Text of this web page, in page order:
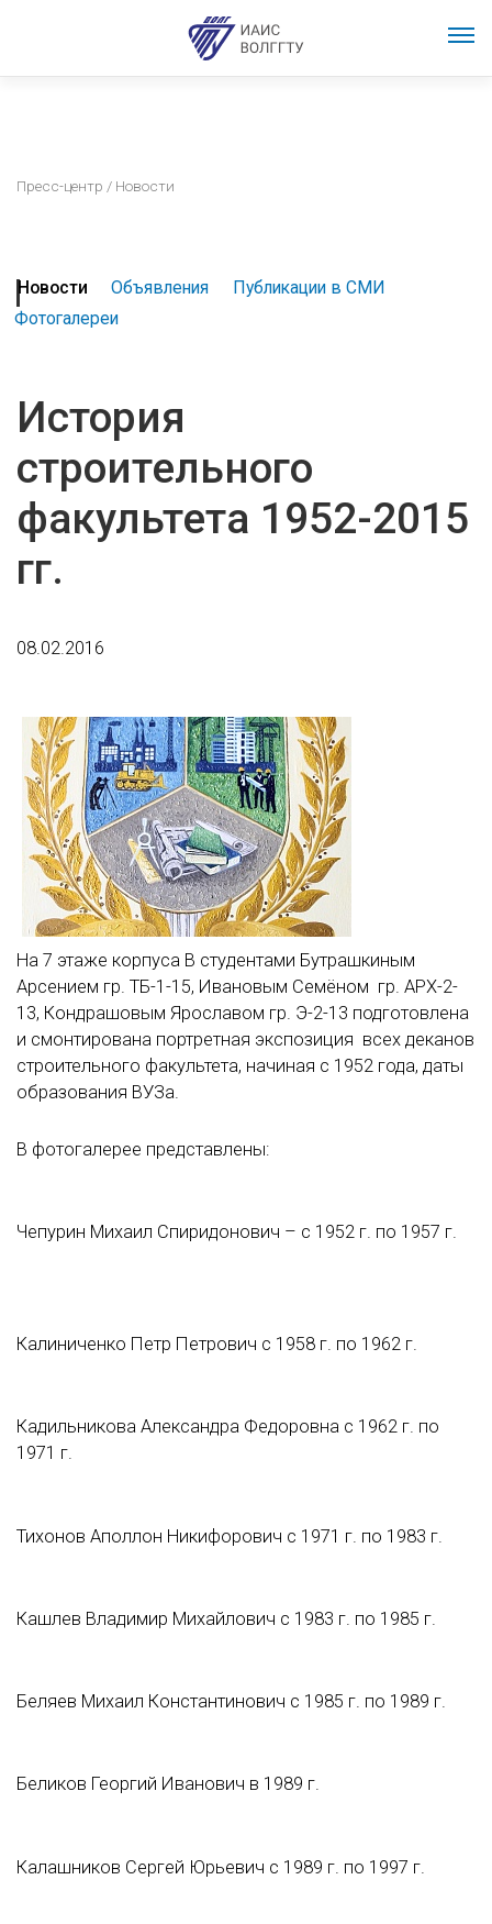
Пресс-центр / Новости
Новости Объявления
Публикации в СМИ
Фотогалереи
История
строительного
факультета 1952-2015
гг.
08.02.2016
На 7 этаже корпуса В студентами Бутрашкиным
Арсением гр. ТБ-1-15, Ивановым Семёном гр. АРХ-2-
13, Кондрашовым Ярославом гр. Э-2-13 подготовлена
и смонтирована портретная экспозиция всех деканов
строительного факультета, начиная с 1952 года, даты
образования ВУЗа.
В фотогалерее представлены:
Чепурин Михаил Спиридонович – с 1952 г. по 1957 г.
Калиниченко Петр Петрович с 1958 г. по 1962 г.
Кадильникова Александра Федоровна с 1962 г. по
1971 г.
Тихонов Аполлон Никифорович с 1971 г. по 1983 г.
Кашлев Владимир Михайлович с 1983 г. по 1985 г.
Беляев Михаил Константинович с 1985 г. по 1989 г.
Беликов Георгий Иванович в 1989 г.
Калашников Сергей Юрьевич с 1989 г. по 1997 г.